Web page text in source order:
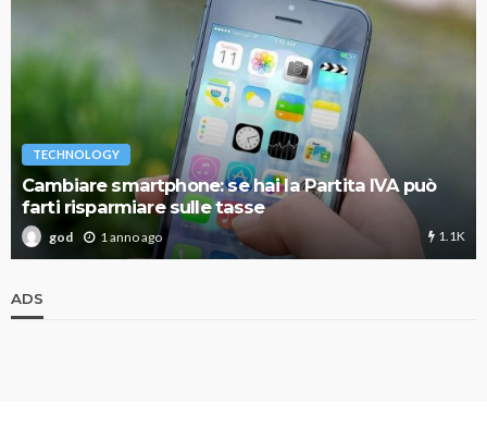
TECHNOLOGY
Cambiare smartphone: se hai la Partita IVA può
farti risparmiare sulle tasse
god 1 anno ago 1.1K
ADS